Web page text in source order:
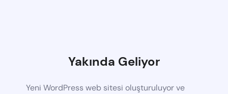
Yakında Geliyor
Yeni WordPress web sitesi oluşturuluyor ve